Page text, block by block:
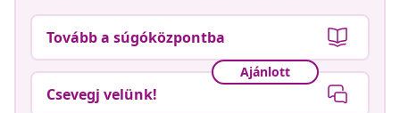
Tovább a súgóközpontba
Ajánlott
Csevegj velünk!